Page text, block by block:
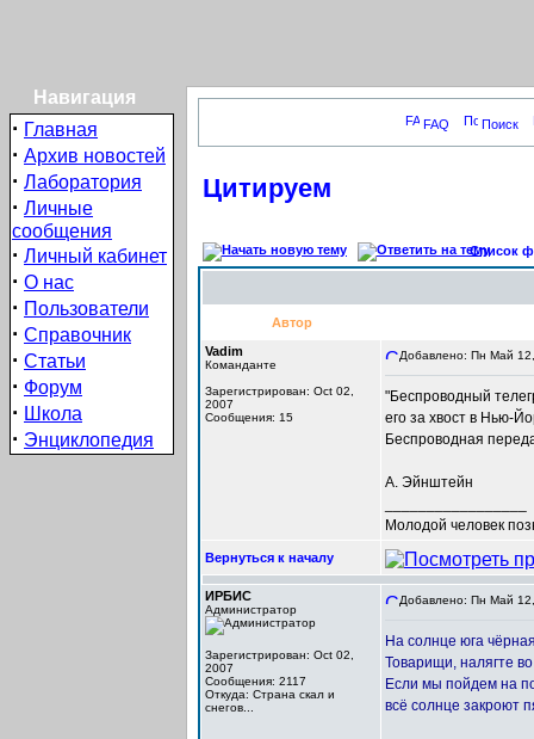
Навигация
· Главная
· Архив новостей
· Лаборатория
· Личные
сообщения
· Личный кабинет
· О нас
· Пользователи
· Справочник
· Статьи
· Форум
· Школа
· Энциклопедия
FAQ Поиск
Цитируем
Список
Автор
Vadim
Команданте
Зарегистрирован: Oct 02,
2007
Сообщения: 15
Добавлено: Пн Май
"Беспроводный
его за хвост в Нью-
Беспроводная
А. Эйнштейн
Молодой человек
Вернуться к началу
ИРБИС
Администратор
Зарегистрирован: Oct 02,
2007
Сообщения: 2117
Откуда: Cтрана скал и
снегов...
Добавлено: Пн Май
На солнце юга
Товарищи, налягте
Если мы пойдем на
всё солнце закроют